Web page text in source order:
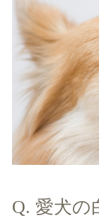
Q. 愛犬の